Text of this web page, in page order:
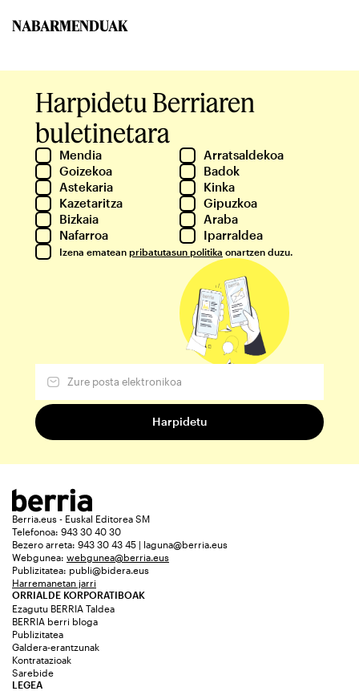
NABARMENDUAK
Harpidetu Berriaren
buletinetara
Mendia
Arratsaldekoa
Goizekoa
Badok
Astekaria
Kinka
Kazetaritza
Gipuzkoa
Bizkaia
Araba
Nafarroa
Iparraldea
Izena ematean pribatutasun politika onartzen duzu.
Berria.eus - Euskal Editorea SM
Telefonoa: 943 30 40 30
Bezero arreta: 943 30 43 45 | laguna@berria.eus
Webgunea: webgunea@berria.eus
Publizitatea: publi@bidera.eus
Harremanetan jarri
ORRIALDE KORPORATIBOAK
Ezagutu BERRIA Taldea
BERRIA berri bloga
Publizitatea
Galdera-erantzunak
Kontratazioak
Sarebide
LEGEA